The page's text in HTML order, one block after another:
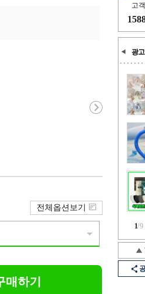
고
광고
1/9
전체옵션보기
매하기